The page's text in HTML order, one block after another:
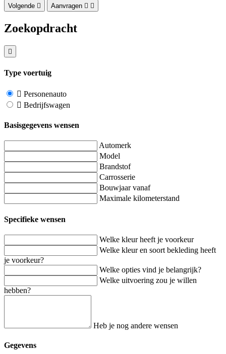
Volgende Aanvragen
Zoekopdracht
Type voertuig
Personenauto
Bedrijfswagen
Basisgegevens wensen
Automerk
Model
Brandstof
Carrosserie
Bouwjaar vanaf
Maximale kilometerstand
Specifieke wensen
Welke kleur heeft je voorkeur
Welke kleur en soort bekleding heeft
je voorkeur?
Welke opties vind je belangrijk?
Welke uitvoering zou je willen
hebben?
Heb je nog andere wensen
Gegevens